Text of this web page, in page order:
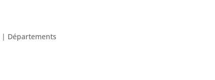
| Départements